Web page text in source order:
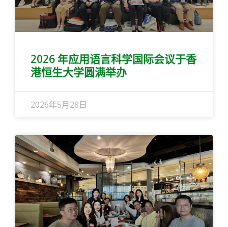
2026 年应用语言科学国际会议于香
港恒生大学圆满举办
2026年5月28日